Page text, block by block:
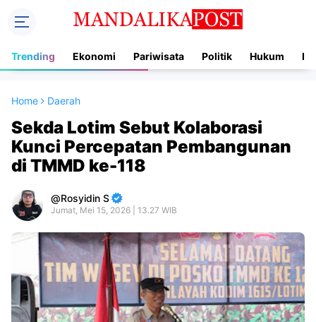
Trending Ekonomi Pariwisata Politik Hukum
Home Daerah
Sekda Lotim Sebut Kolaborasi
Kunci Percepatan Pembangunan
di TMMD ke-118
Rosyidin S
Jumat, Mei 15, 2026 | 13.27 WIB